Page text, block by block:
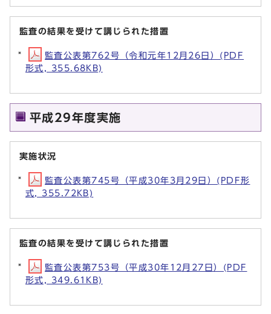
監査の結果を受けて講じられた措置
監査公表第762号（令和元年12月26日）(PDF
形式, 355.68KB)
平成29年度実施
実施状況
監査公表第745号（平成30年3月29日）(PDF形
式, 355.72KB)
監査の結果を受けて講じられた措置
監査公表第753号（平成30年12月27日）(PDF
形式, 349.61KB)